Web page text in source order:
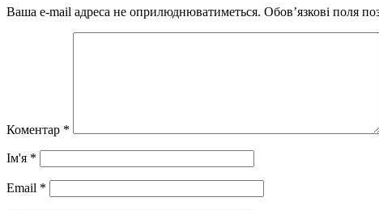
Ваша e-mail адреса не оприлюднюватиметься. Обов’язкові поля
Коментар *
Ім'я *
Email *